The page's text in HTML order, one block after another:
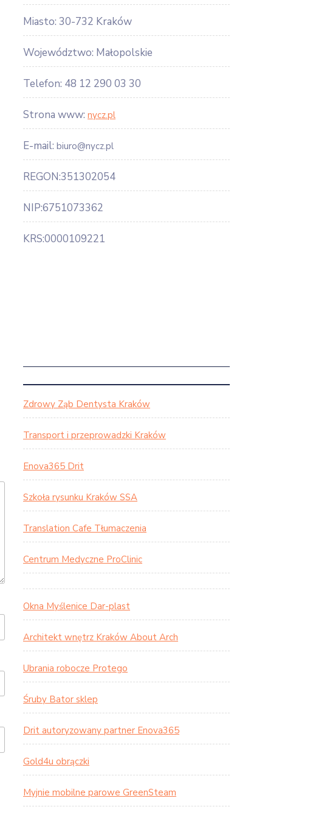
Miasto: 30-732 Kraków
Województwo: Małopolskie
Telefon: 48 12 290 03 30
Strona www: nycz.pl
E-mail: biuro@nycz.pl
REGON:351302054
NIP:6751073362
KRS:0000109221
Zdrowy Ząb Dentysta Kraków
Transport i przeprowadzki Kraków
Enova365 Drit
Szkoła rysunku Kraków SSA
Translation Cafe Tłumaczenia
Centrum Medyczne ProClinic
Okna Myślenice Dar-plast
Architekt wnętrz Kraków About Arch
Ubrania robocze Protego
Śruby Bator sklep
Drit autoryzowany partner Enova365
Gold4u obrączki
Myjnie mobilne parowe GreenSteam